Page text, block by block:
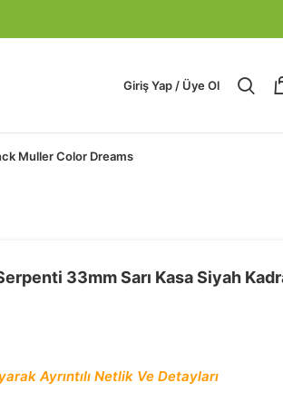
Giriş Yap / Üye Ol
Muller Color Dreams
33mm Sarı Kasa Siyah
Ayrıntılı Netlik Ve Detayları